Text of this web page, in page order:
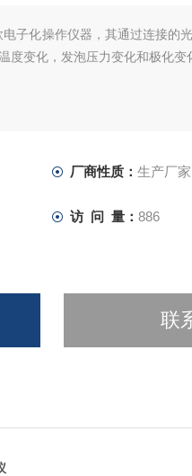
子化操作仪器，其通过连接的
度变化，发泡压力变化和极化变
厂商性质： 生产厂家
访 问 量： 886
联